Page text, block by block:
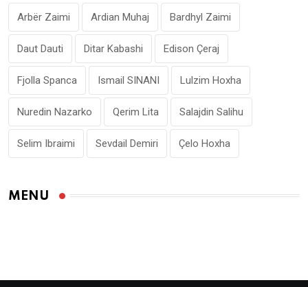
Arbër Zaimi Ardian Muhaj Bardhyl Zaimi
Daut Dauti Ditar Kabashi Edison Çeraj
Fjolla Spanca Ismail SINANI Lulzim Hoxha
Nuredin Nazarko Qerim Lita Salajdin Salihu
Selim Ibraimi Sevdail Demiri Çelo Hoxha
MENU